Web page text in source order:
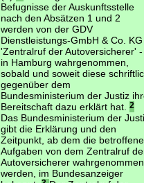
Befugnisse der Auskunftsstelle
nach den Absätzen 1 und 2
werden von der GDV
Dienstleistungs-GmbH & Co.
'Zentralruf der Autoversicherer' -
in Hamburg wahrgenommen,
sobald und soweit diese
gegenüber dem
Bundesministerium der Justiz
Bereitschaft dazu erklärt hat.2
Das Bundesministerium der
gibt die Erklärung und den
Zeitpunkt, ab dem die
Aufgaben von dem Zentralruf
Autoversicherer wahrgenommen
werden, im Bundesanzeiger